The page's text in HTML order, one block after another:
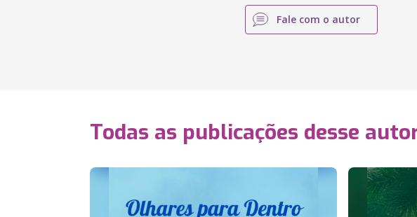
Fale com o autor
Todas as publicações desse